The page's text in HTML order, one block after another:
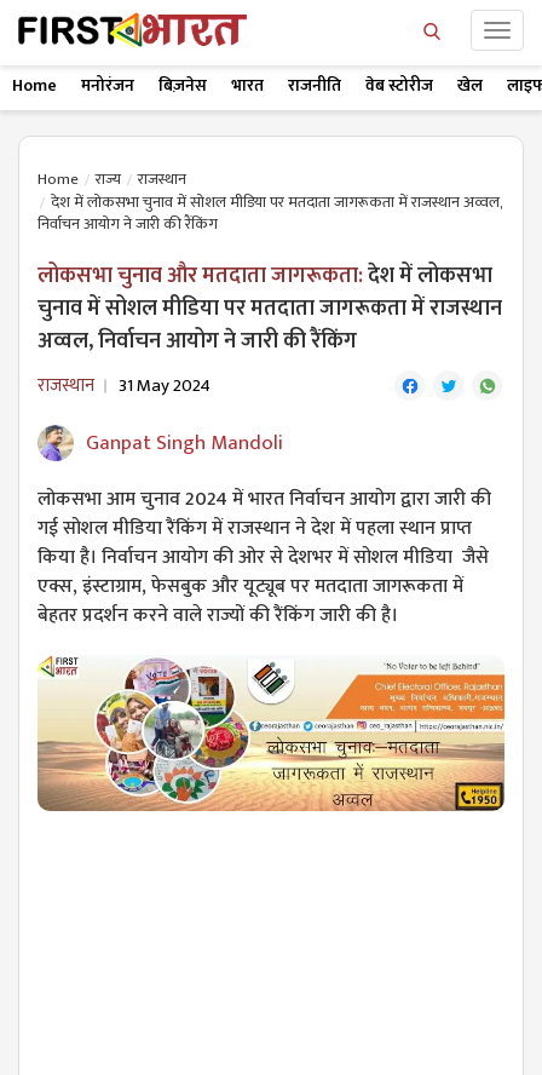
Home मनोरंजन बिज़नेस भारत राजनीति वेब स्टोरीज खेल
Home राज्य
राजस्थान
देश में लोकसभा चुनाव में सोशल मीडिया पर मतदाता जागरूकता में राजस्थान अव्वल,
निर्वाचन आयोग ने जारी की रैंकिंग
लोकसभा चुनाव और मतदाता जागरूकता:देश में लोकसभा
चुनाव में सोशल मीडिया पर मतदाता जागरूकता में राजस्थान
अव्वल, निर्वाचन आयोग ने जारी की रैंकिंग
राजस्थान 31 May 2024
Ganpat Singh Mandoli
लोकसभा आम चुनाव 2024 में भारत निर्वाचन आयोग द्वारा जारी की
गई सोशल मीडिया रैंकिंग में राजस्थान ने देश में पहला स्थान प्राप्त
किया है। निर्वाचन आयोग की ओर से देशभर में सोशल मीडिया जैसे
एक्स, इंस्टाग्राम, फेसबुक और यूट्यूब पर मतदाता जागरूकता में
बेहतर प्रदर्शन करने वाले राज्यों की रैंकिंग जारी की है।